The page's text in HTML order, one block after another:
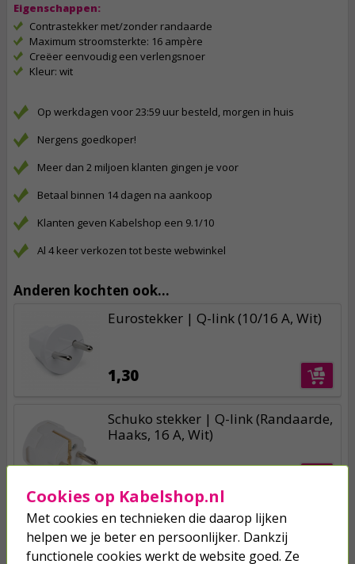
Eigenschappen:
Contrastekker met/zonder randaarde
Maximum stroomsterkte: 16 ampère
Creëer eenvoudig een verlengsnoer
Kleur: wit
Op werkdagen voor 23:59 uur besteld, morgen in huis
Nergens goedkoper!
Meer dan 2 miljoen klanten gingen je voor
Betaal binnen 14 dagen na aankoop
Klanten geven Kabelshop een 9.1/10
Al 4 keer verkozen tot beste webwinkel
Anderen kochten ook...
Eurostekker | Q-link (10/16 A, Wit)
1,30
Schuko stekker | Q-link (Randaarde,
Haaks, 16 A, Wit)
Contrastekker | Q-link (Randaarde,
10/16 A, Wit)
Cookies op Kabelshop.nl
Met cookies en technieken die daarop lijken
helpen we je beter en persoonlijker. Dankzij
functionele cookies werkt de website goed. Ze